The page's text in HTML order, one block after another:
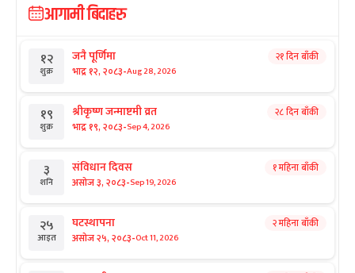
आगामी बिदाहरु
१२
शुक्र
जनै पूर्णिमा
भाद्र १२, २०८३-Aug 28, 2026
२१ दिन बाँकी
१९
शुक्र
श्रीकृष्ण जन्माष्टमी व्रत
भाद्र १९, २०८३-Sep 4, 2026
२८ दिन बाँकी
३
शनि
संविधान दिवस
असोज ३, २०८३-Sep 19, 2026
१ महिना बाँकी
२५
आइत
घटस्थापना
असोज २५, २०८३-Oct 11, 2026
२ महिना बाँकी